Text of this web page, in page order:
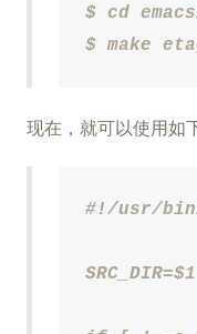
$ cd
$ make
现在，就可以使用如
#!/usr/
SRC_DIR=$1